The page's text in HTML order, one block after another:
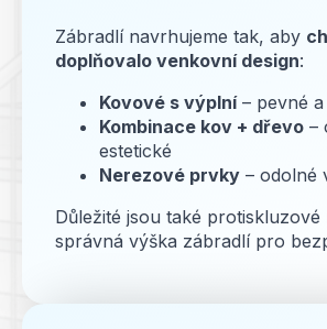
Zábradlí navrhujeme tak, aby
doplňovalo venkovní design:
Kovové s výplní– pevné a
Kombinace kov + dřevo –
estetické
Nerezové prvky – odolné
Důležité jsou také protiskluzové
správná výška zábradlí pro